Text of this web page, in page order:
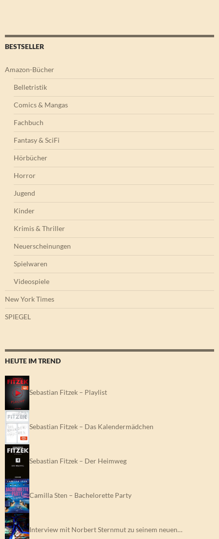
BESTSELLER
Amazon-Bücher
Belletristik
Comics & Mangas
Fachbuch
Fantasy & SciFi
Hörbücher
Horror
Jugend
Kinder
Krimis & Thriller
Neuerscheinungen
Spielwaren
Videospiele
New York Times
SPIEGEL
HEUTE IM TREND
Sebastian Fitzek – Playlist
Sebastian Fitzek – Das Kalendermädchen
Sebastian Fitzek – Der Heimweg
Camilla Sten – Bachelorette Party
Interview mit Norbert Sternmut zu seinem neuen…